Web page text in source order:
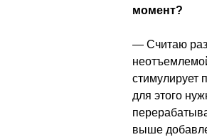
момент?
— Считаю
стимулирует
для этого
выше